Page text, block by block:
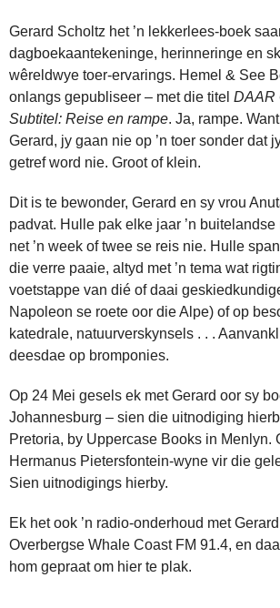
Gerard Scholtz het ’n lekkerlees-boek
dagboekaantekeninge, herinneringe en
wêreldwye toer-ervarings. Hemel & See
onlangs gepubliseer – met die titel DAAR
Subtitel: Reise en rampe. Ja, rampe.
Gerard, jy gaan nie op ’n toer sonder dat
getref word nie. Groot of klein.
Dit is te bewonder, Gerard en sy vrou
padvat. Hulle pak elke jaar ’n
net ’n week of twee se reis nie. Hulle
die verre paaie, altyd met ’n tema wat
voetstappe van dié of daai
Napoleon se roete oor die Alpe) of op
katedrale, natuurverskynsels . . .
deesdae op bromponies.
Op 24 Mei gesels ek met Gerard oor sy
Johannesburg – sien die uitnodiging
Pretoria, by Uppercase Books in Menlyn.
Hermanus Pietersfontein-wyne vir die
Sien uitnodigings hierby.
Ek het ook ’n radio-onderhoud met
Overbergse Whale Coast FM 91.4, en
hom gepraat om hier te plak.